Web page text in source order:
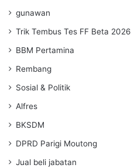
gunawan
Trik Tembus Tes FF Beta 2026
BBM Pertamina
Rembang
Sosial & Politik
Alfres
BKSDM
DPRD Parigi Moutong
Jual beli jabatan